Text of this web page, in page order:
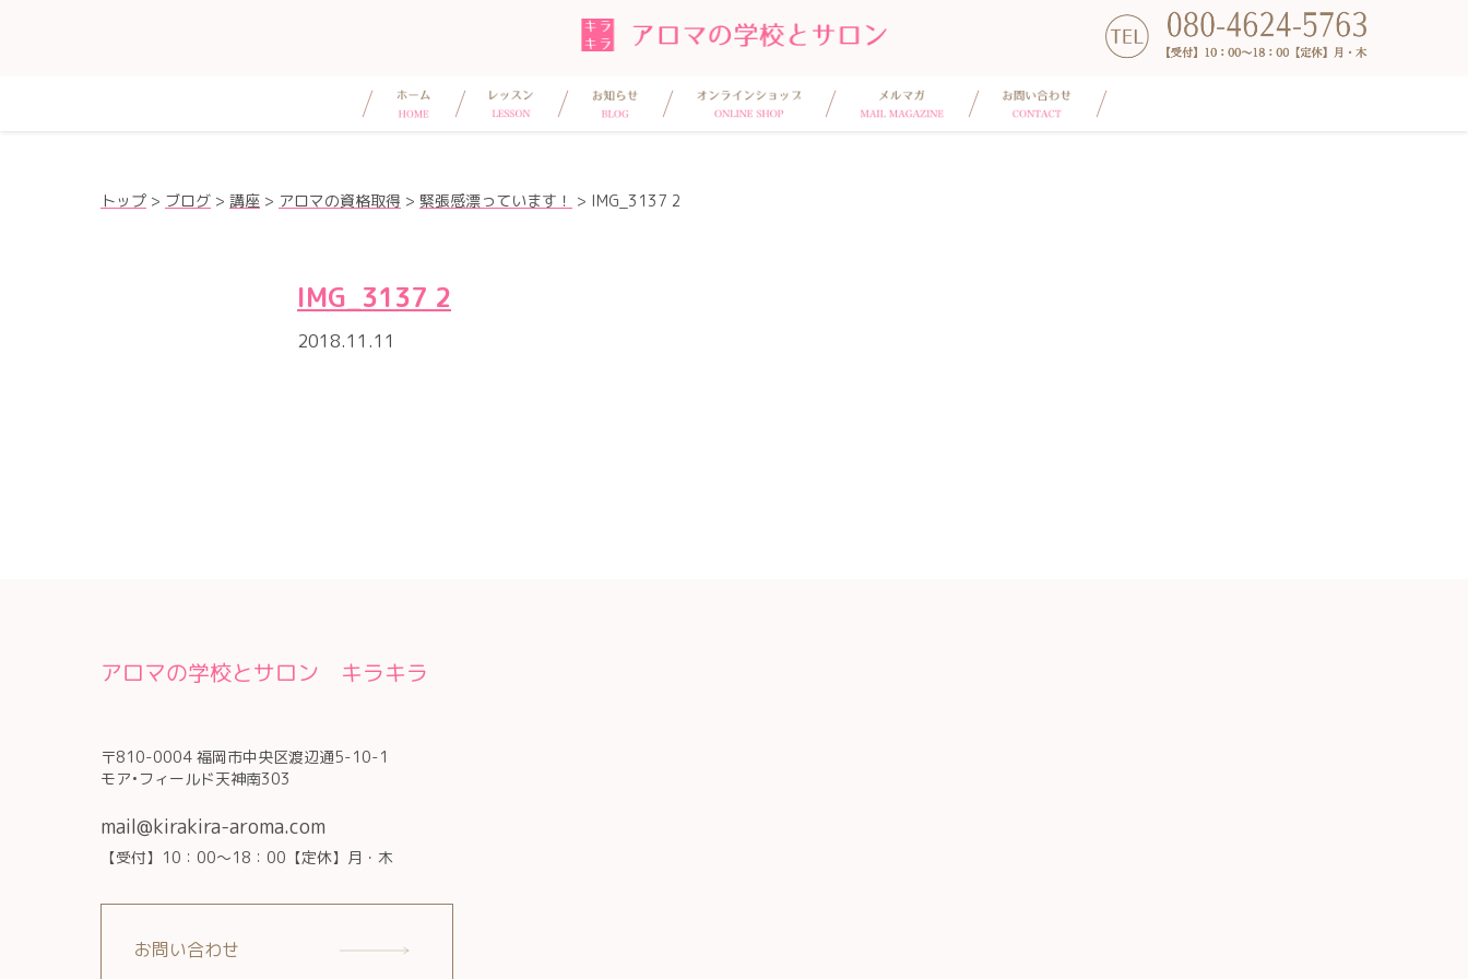
トップ > ブログ > 講座 > アロマの資格取得 > 緊張感漂っています！ > IMG_3137 2
IMG_3137 2
2018.11.11
アロマの学校とサロン キラキラ
〒810-0004 福岡市中央区渡辺通5-10-1
モア•フィールド天神南303
mail@kirakira-aroma.com
【受付】10：00～18：00【定休】月・木
お問い合わせ